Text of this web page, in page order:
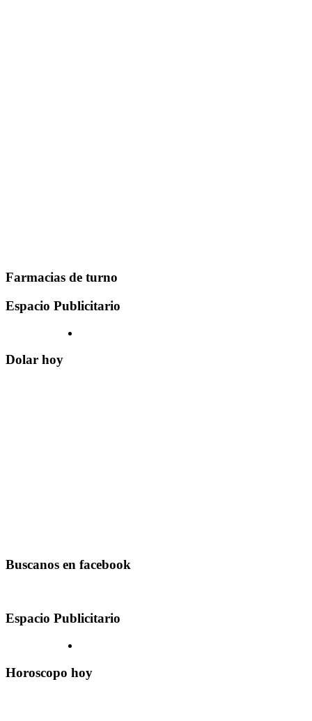
Farmacias de turno
Espacio Publicitario
Dolar hoy
Buscanos en facebook
Espacio Publicitario
Horoscopo hoy